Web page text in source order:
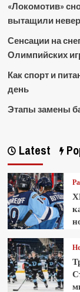
«Локомотив»
вытащили
Сенсации на
Олимпийских
Как спорт и
день
Этапы замены
Latest